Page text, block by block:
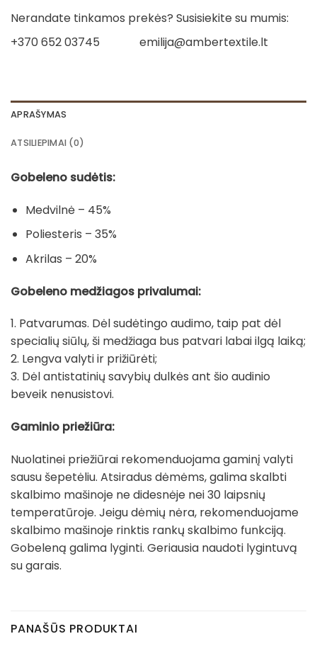
Nerandate tinkamos prekės? Susisiekite su mumis:
+370 652 03745
emilija@ambertextile.lt
APRAŠYMAS
ATSILIEPIMAI (0)
Gobeleno sudėtis:
Medvilnė – 45%
Poliesteris – 35%
Akrilas – 20%
Gobeleno medžiagos privalumai:
1. Patvarumas. Dėl sudėtingo audimo, taip pat dėl
specialių siūlų, ši medžiaga bus patvari labai ilgą laiką;
2. Lengva valyti ir prižiūrėti;
3. Dėl antistatinių savybių dulkės ant šio audinio
beveik nenusistovi.
Gaminio priežiūra:
Nuolatinei priežiūrai rekomenduojama gaminį valyti
sausu šepetėliu. Atsiradus dėmėms, galima skalbti
skalbimo mašinoje ne didesnėje nei 30 laipsnių
temperatūroje. Jeigu dėmių nėra, rekomenduojame
skalbimo mašinoje rinktis rankų skalbimo funkciją.
Gobeleną galima lyginti. Geriausia naudoti lygintuvą
su garais.
PANAŠŪS PRODUKTAI